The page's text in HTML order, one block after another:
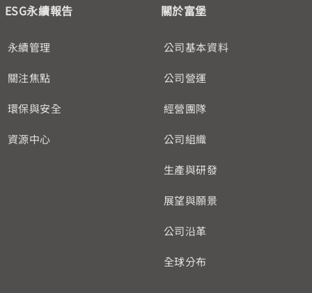
ESG永續報告
永續管理
關注焦點
環保與安全
資源中心
關於富堡
公司基本資料
公司營運
經營團隊
公司組織
生產與研發
展望與願景
公司沿革
全球分布